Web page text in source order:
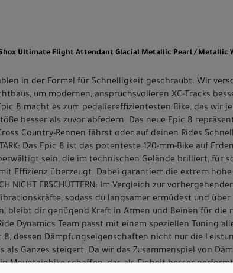
Ultimate Flight Attendant Glacial Metallic Pearl / Metallic
in der Formel für Schnelligkeit geschraubt. Wir
um modernen, anspruchsvolleren XC-Tracks
8 macht es zum pedaliereffizientesten Bike, das wir
besser als zuvor abfedern. Das neue Epic 8
Country-Rennen fährst oder auf deinen Rides
Das Epic 8 ist das potenteste 120-mm-Bike auf
sein, die im technischen Gelände brilliert, für
Effizienz überzeugt. Dabei garantiert die extrem
NICHT ERSCHÜTTERN: Im Vergleich zur
sodass du langsamer ermüdest und
bleibt dir genügend Kraft in Armen und Beinen für die
Ride Dynamics Team passt mit einem speziellen Tuning
dessen Dämpfungseigenschaften nicht nur die
Ganzes steigert. Da wir das Zusammenspiel von
Mountainbike schaffen, das als Einheit besser